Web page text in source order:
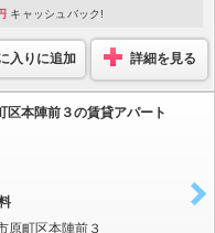
キャッシュバック!
入りに追加 詳細を見る
区本陣前３の賃貸アパート
原町区本陣前３